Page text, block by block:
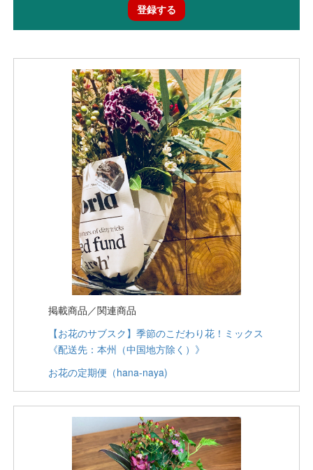
登録する
掲載商品／関連商品
【お花のサブスク】季節のこだわり花！ミックス
《配送先：本州（中国地方除く）》
お花の定期便（hana-naya)